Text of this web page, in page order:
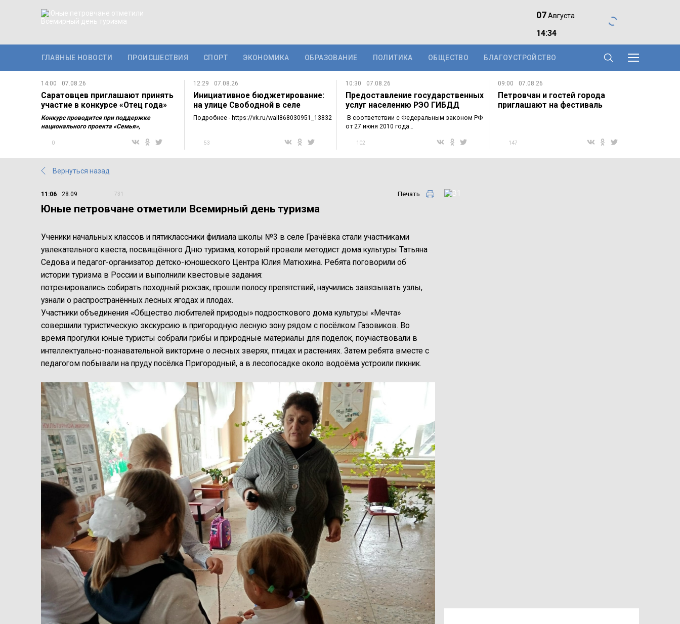
07Августа
14:34
ГЛАВНЫЕ НОВОСТИ ПРОИСШЕСТВИЯ СПОРТ ЭКОНОМИКА ОБРАЗОВАНИЕ ПОЛИТИКА ОБЩЕСТВО БЛАГОУСТРОЙСТВО
14:00 07.08.26
Саратовцев приглашают принять
участие в конкурсе «Отец года»
Конкурс проводится при поддержке
национального проекта «Семья»,
0
12:29 07.08.26
Инициативное бюджетирование:
на улице Свободной в селе
Грачёвка…
Подробнее - https://vk.ru/wall868030951_13832
53
10:30 07.08.26
Предоставление государственных
услуг населению РЭО ГИБДД
ОМВД…
В соответствии с Федеральным законом РФ
от 27 июня 2010 года…
102
09:00 07.08.26
Петровчан и гостей города
приглашают на фестиваль
147
Вернуться назад
11:06 28.09 731 Печать
Юные петровчане отметили Всемирный день туризма
Ученики начальных классов и пятиклассники филиала школы №3 в селе Грачёвка стали участниками
увлекательного квеста, посвящённого Дню туризма, который провели методист дома культуры Татьяна
Седова и педагог-организатор детско-юношеского Центра Юлия Матюхина. Ребята поговорили об
истории туризма в России и выполнили квестовые задания:
потренировались собирать походный рюкзак, прошли полосу препятствий, научились завязывать узлы,
узнали о распространённых лесных ягодах и плодах.
Участники объединения «Общество любителей природы» подросткового дома культуры «Мечта»
совершили туристическую экскурсию в пригородную лесную зону рядом с посёлком Газовиков. Во
время прогулки юные туристы собрали грибы и природные материалы для поделок, поучаствовали в
интеллектуально-познавательной викторине о лесных зверях, птицах и растениях. Затем ребята вместе с
педагогом побывали на пруду посёлка Пригородный, а в лесопосадке около водоёма устроили пикник.